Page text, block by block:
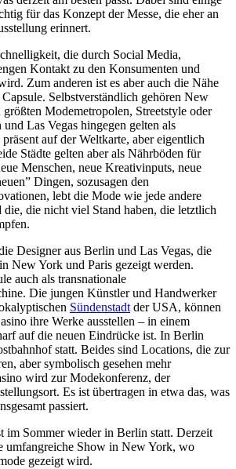
für das Konzept der Messe, die eher an
erinnert.
die durch Social Media,
Kontakt zu den Konsumenten und
Zum anderen ist es aber auch die Nähe
Selbstverständlich gehören New
Modemetropolen, Streetstyle oder
Las Vegas hingegen gelten als
auf der Weltkarte, aber eigentlich
Städte gelten aber als Nährböden für
Menschen, neue Kreativinputs, neue
Dingen, sozusagen den
lebt die Mode wie jede andere
die, die nicht viel Stand haben, die letztlich
Designer aus Berlin und Las Vegas, die
New York und Paris gezeigt werden.
auch als transnationale
Die jungen Künstler und Handwerker
Sündenstadt der USA, können
ihre Werke ausstellen – in einem
auf die neuen Eindrücke ist. In Berlin
statt. Beides sind Locations, die zur
aber symbolisch gesehen mehr
wird zur Modekonferenz, der
Es ist übertragen in etwa das, was
passiert.
im Sommer wieder in Berlin statt. Derzeit
umfangreiche Show in New York, wo
gezeigt wird.